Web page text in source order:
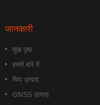
जानकारी
मुख पृष्ठ
हमारे बारे में
चिप उत्पाद
GNSS उत्पाद